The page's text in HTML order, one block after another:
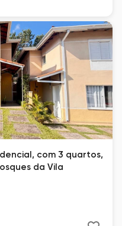
com 3 quartos,
da Vila